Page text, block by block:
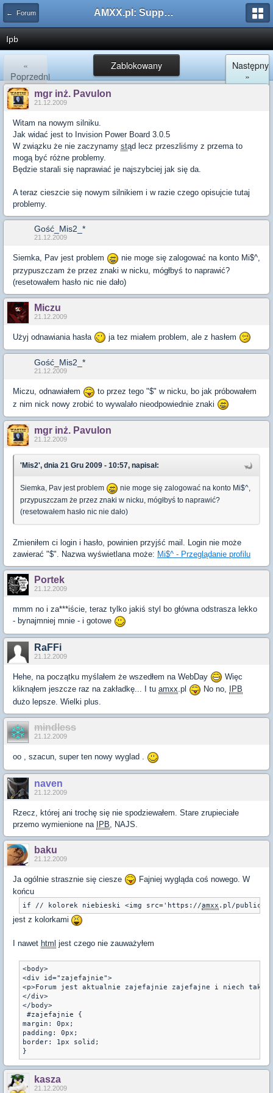
← Forum AMXX.pl: Support AMX Mod X i SourceMod
Ipb
Zablokowany
«
Poprzedni
Następny
»
mgr inż. Pavulon
21.12.2009
Witam na nowym silniku.
Jak widać jest to Invision Power Board 3.0.5
W związku że nie zaczynamy stąd lecz przeszliśmy z przema to
mogą być różne problemy.
Będzie starali się naprawiać je najszybciej jak się da.
A teraz cieszcie się nowym silnikiem i w razie czego opisujcie tutaj
problemy.
Gość_Mis2_*
21.12.2009
Siemka, Pav jest problem
nie moge się zalogować na konto Mi$^,
przypuszczam że przez znaki w nicku, mógłbyś to naprawić?
(resetowałem hasło nic nie dało)
Miczu
21.12.2009
Użyj odnawiania hasła ja tez miałem problem, ale z hasłem
Gość_Mis2_*
21.12.2009
Miczu, odnawiałem
to przez tego "$" w nicku, bo jak próbowałem
z nim nick nowy zrobić to wywalało nieodpowiednie znaki
mgr inż. Pavulon
21.12.2009
'Mis2', dnia 21 Gru 2009 - 10:57, napisał:
Siemka, Pav jest problem
nie moge się zalogować na konto Mi$^,
przypuszczam że przez znaki w nicku, mógłbyś to naprawić?
(resetowałem hasło nic nie dało)
Zmieniłem ci login i hasło, powinien przyjść mail. Login nie może
zawierać "$". Nazwa wyświetlana może: Mi$^ - Przeglądanie profilu
Portek
21.12.2009
mmm no i za***iście, teraz tylko jakiś styl bo główna odstrasza lekko
- bynajmniej mnie - i gotowe
RaFFi
21.12.2009
Hehe, na początku myślałem że wszedłem na WebDay
Więc
kliknąłem jeszcze raz na zakładkę... I tu amxx.pl No no,
IPB
dużo lepsze. Wielki plus.
mindless
21.12.2009
oo , szacun, super ten nowy wyglad .
naven
21.12.2009
Rzecz, której ani trochę się nie spodziewałem. Stare zrupieciałe
przemo wymienione na IPB , NAJS.
baku
21.12.2009
Ja ogólnie strasznie się ciesze
Fajniej wygląda coś nowego. W
końcu
if // kolorek niebieski <img src='https://amxx .pl/public/
jest z kolorkami
I nawet html jest czego nie zauważyłem
<body>
<div id="zajefajnie">
<p>Forum jest aktualnie zajefajnie zajefajne i niech tak
</div>
</body>
#zajefajnie {
margin: 0px;
padding: 0px;
border: 1px solid;
kasza
21.12.2009